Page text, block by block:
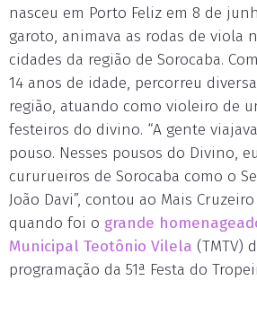
nasceu em Porto Feliz em 8 de
garoto, animava as rodas de viola
cidades da região de Sorocaba.
14 anos de idade, percorreu
região, atuando como violeiro de
festeiros do divino. “A gente
pouso. Nesses pousos do Divino,
cururueiros de Sorocaba como o
João Davi”, contou ao Mais
quando foi o grande
Municipal Teotônio Vilela (TMTV)
programação da 51ª Festa do